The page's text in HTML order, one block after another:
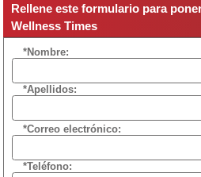
Rellene este formulario para
Wellness Times
*Nombre:
*Apellidos:
*Correo electrónico:
*Teléfono: